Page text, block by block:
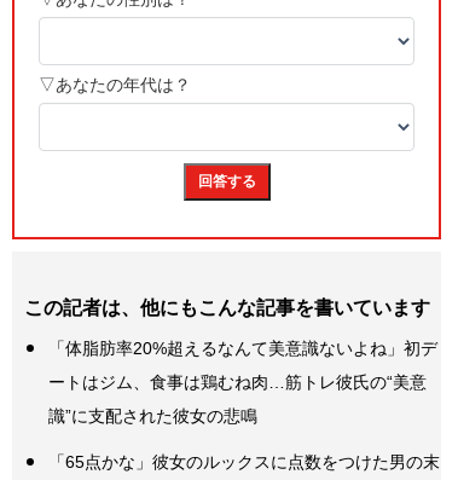
この記者は、他にもこんな記事を書いています
「体脂肪率20%超えるなんて美意識ないよね」初デ
ートはジム、食事は鶏むね肉…筋トレ彼氏の“美意
識”に支配された彼女の悲鳴
「65点かな」彼女のルックスに点数をつけた男の末